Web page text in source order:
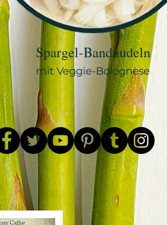
Spargel-Bandnudeln
mit Veggie-Bolognese